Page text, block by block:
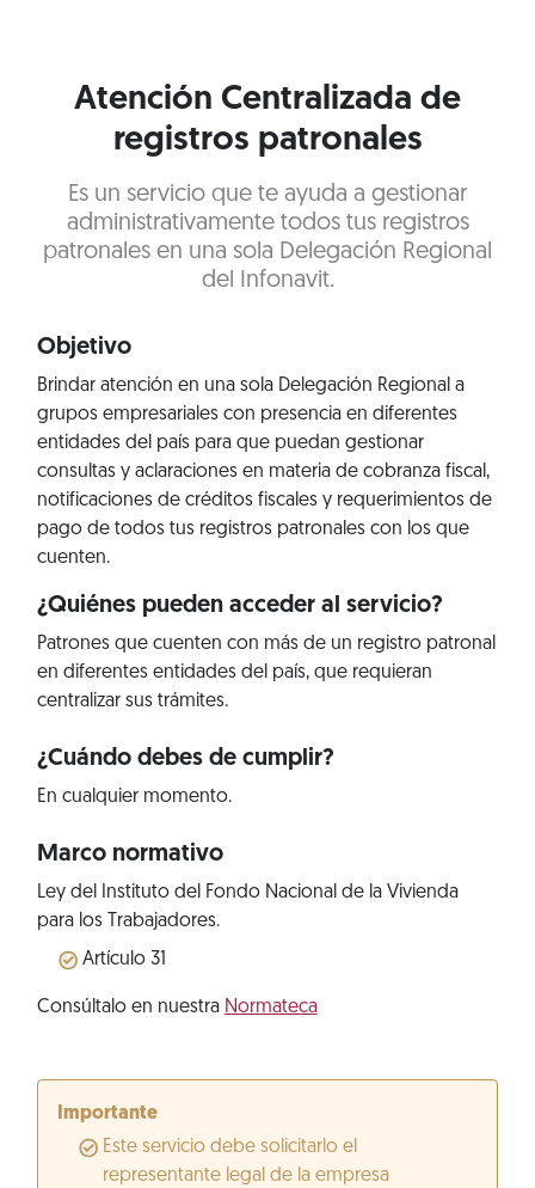
Atención Centralizada de
registros patronales
Es un servicio que te ayuda a gestionar
administrativamente todos tus registros
patronales en una sola Delegación Regional
del Infonavit.
Objetivo
Brindar atención en una sola Delegación Regional a
grupos empresariales con presencia en diferentes
entidades del país para que puedan gestionar
consultas y aclaraciones en materia de cobranza fiscal,
notificaciones de créditos fiscales y requerimientos de
pago de todos tus registros patronales con los que
cuenten.
¿Quiénes pueden acceder al servicio?
Patrones que cuenten con más de un registro patronal
en diferentes entidades del país, que requieran
centralizar sus trámites.
¿Cuándo debes de cumplir?
En cualquier momento.
Marco normativo
Ley del Instituto del Fondo Nacional de la Vivienda
para los Trabajadores.
Artículo 31
Consúltalo en nuestra Normateca
Importante
Este servicio debe solicitarlo el
representante legal de la empresa